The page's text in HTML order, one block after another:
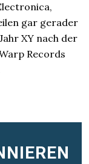
gar gerader
XY nach der
Records